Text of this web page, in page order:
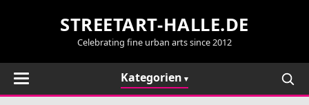
STREETART-HALLE.DE
Celebrating fine urban arts since 2012
Kategorien